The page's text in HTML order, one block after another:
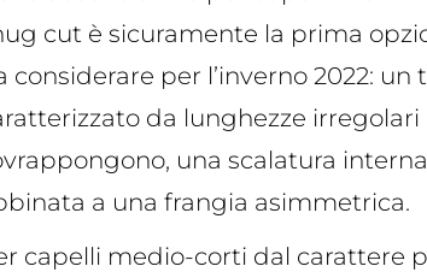
cut è sicuramente la prima
considerare per l’inverno 2022: un
da lunghezze irregolari
una scalatura
a una frangia asimmetrica.
capelli medio-corti dal carattere